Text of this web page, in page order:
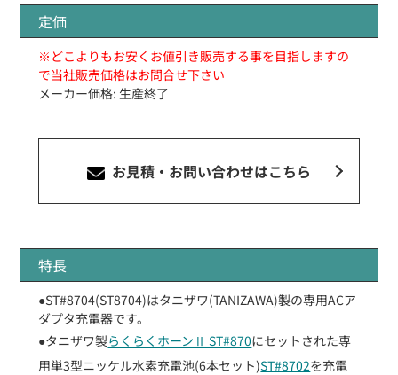
定価
※どこよりもお安くお値引き販売する事を目指しますの
で当社販売価格はお問合せ下さい
メーカー価格: 生産終了
お見積・お問い合わせはこちら
特長
●ST#8704(ST8704)はタニザワ(TANIZAWA)製の専用ACア
ダプタ充電器です。
●タニザワ製らくらくホーンⅡ ST#870にセットされた専
用単3型ニッケル水素充電池(6本セット)ST#8702を充電